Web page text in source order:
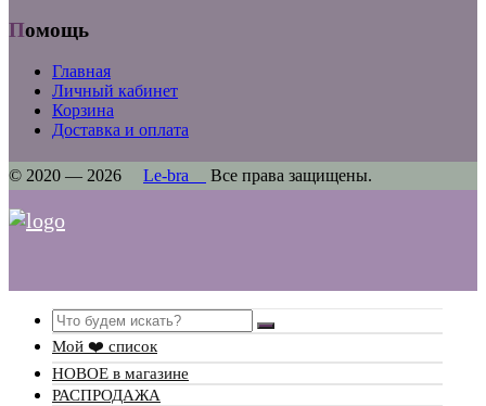
Помощь
Главная
Личный кабинет
Корзина
Доставка и оплата
© 2020 — 2026 Le-bra Все права защищены.
Search
Мой ❤️ список
НОВОЕ в магазине
РАСПРОДАЖА